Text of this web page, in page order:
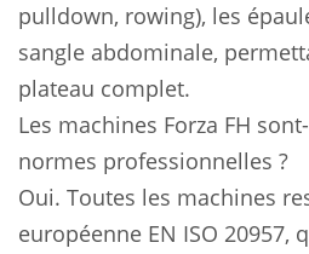
pulldown, rowing), les
sangle abdominale,
plateau complet.
Les machines Forza FH
normes professionnelles ?
Oui. Toutes les machines
européenne EN ISO 20957,